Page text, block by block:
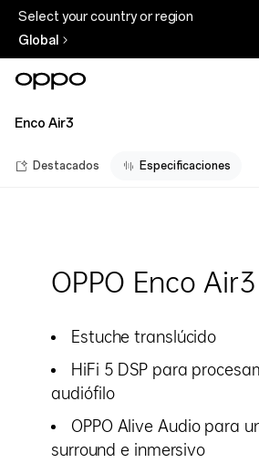
Select your country or region
Global
Enco Air3
Destacados Especificaciones
OPPO Enco Air3
Estuche translúcido
HiFi 5 DSP para
audiófilo
OPPO Alive Audio para
surround e inmersivo